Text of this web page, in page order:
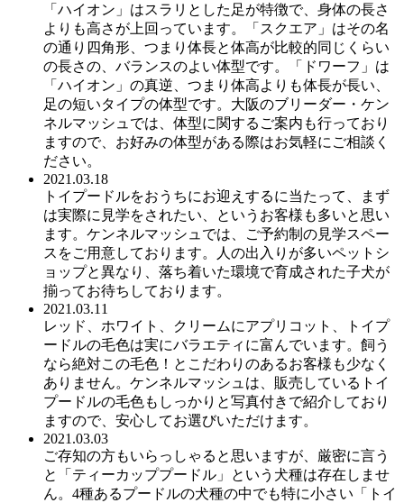
「ハイオン」はスラリとした足が特徴で、身体の長さ
よりも高さが上回っています。「スクエア」はその名
の通り四角形、つまり体長と体高が比較的同じくらい
の長さの、バランスのよい体型です。「ドワーフ」は
「ハイオン」の真逆、つまり体高よりも体長が長い、
足の短いタイプの体型です。大阪のブリーダー・ケン
ネルマッシュでは、体型に関するご案内も行っており
ますので、お好みの体型がある際はお気軽にご相談く
ださい。
2021.03.18
トイプードルをおうちにお迎えするに当たって、まず
は実際に見学をされたい、というお客様も多いと思い
ます。ケンネルマッシュでは、ご予約制の見学スペー
スをご用意しております。人の出入りが多いペットシ
ョップと異なり、落ち着いた環境で育成された子犬が
揃ってお待ちしております。
2021.03.11
レッド、ホワイト、クリームにアプリコット、トイプ
ードルの毛色は実にバラエティに富んでいます。飼う
なら絶対この毛色！とこだわりのあるお客様も少なく
ありません。ケンネルマッシュは、販売しているトイ
プードルの毛色もしっかりと写真付きで紹介しており
ますので、安心してお選びいただけます。
2021.03.03
ご存知の方もいらっしゃると思いますが、厳密に言う
と「ティーカッププードル」という犬種は存在しませ
ん。4種あるプードルの犬種の中でも特に小さい「トイ